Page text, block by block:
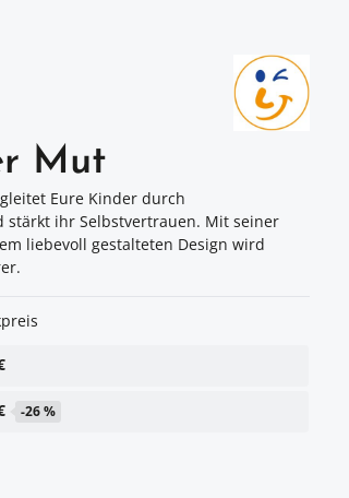
Mut
Eure Kinder durch
ihr Selbstvertrauen. Mit seiner
liebevoll gestalteten Design wird
-26 %